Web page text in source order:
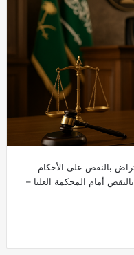
بالنقض على الأحكام
أمام المحكمة العليا –